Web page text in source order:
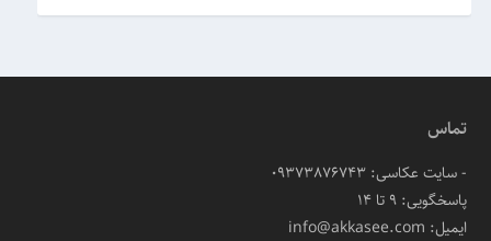
تماس
- سایت عکاسی: 09373876743
پاسخگویی: ۹ تا ۱۴
ایمیل: info@akkasee.com